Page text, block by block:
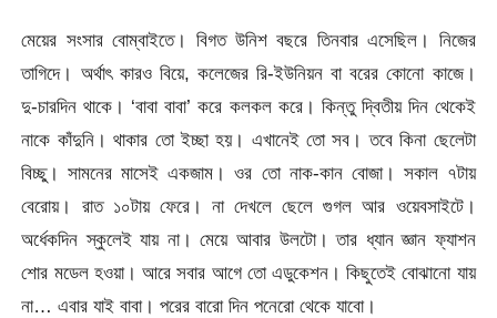
মেয়ের সংসার বোম্বাইতে। বিগত উনিশ বছরে তিনবার এসেছিল। নিজের
তাগিদে। অর্থাৎ কারও বিয়ে, কলেজের রি-ইউনিয়ন বা বরের কোনো কাজে।
দু-চারদিন থাকে। ‘বাবা বাবা’ করে কলকল করে। কিন্তু দ্বিতীয় দিন থেকেই
নাকে কাঁদুনি। থাকার তো ইচ্ছা হয়। এখানেই তো সব। তবে কিনা ছেলেটা
বিচ্ছু। সামনের মাসেই একজাম। ওর তো নাক-কান বোজা। সকাল ৭টায়
বেরোয়। রাত ১০টায় ফেরে। না দেখলে ছেলে গুগল আর ওয়েবসাইটে।
অর্ধেকদিন স্কুলেই যায় না। মেয়ে আবার উলটো। তার ধ্যান জ্ঞান ফ্যাশন
শোর মডেল হওয়া। আরে সবার আগে তো এডুকেশন। কিছুতেই বোঝানো যায়
না… এবার যাই বাবা। পরের বারো দিন পনেরো থেকে যাবো।